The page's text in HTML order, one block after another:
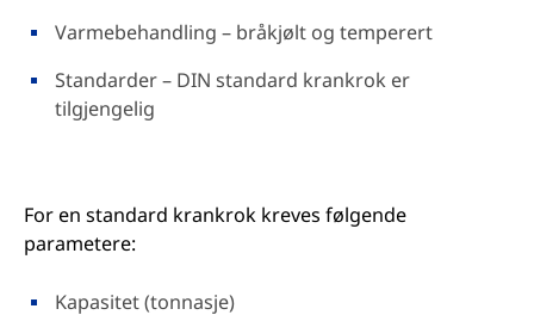
Varmebehandling – bråkjølt og temperert
Standarder – DIN standard krankrok er
tilgjengelig
For en standard krankrok kreves følgende
parametere:
Kapasitet (tonnasje)